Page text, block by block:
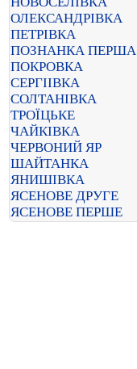
ОЛЕКСАНДРІВКА
ПЕТРІВКА
ПОЗНАНКА ПЕРША
ПОКРОВКА
СЕРГІІВКА
СОЛТАНІВКА
ТРОЇЦЬКЕ
ЧАЙКІВКА
ЧЕРВОНИЙ ЯР
ШАЙТАНКА
ЯНИШІВКА
ЯСЕНОВЕ ДРУГЕ
ЯСЕНОВЕ ПЕРШЕ